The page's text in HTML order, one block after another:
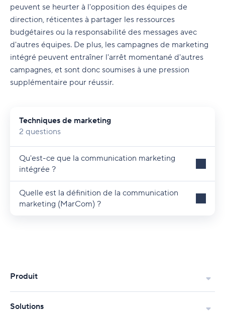
peuvent se heurter à l'opposition des équipes de
direction, réticentes à partager les ressources
budgétaires ou la responsabilité des messages avec
d'autres équipes. De plus, les campagnes de marketing
intégré peuvent entraîner l'arrêt momentané d'autres
campagnes, et sont donc soumises à une pression
supplémentaire pour réussir.
Techniques de marketing
2 questions
Qu'est-ce que la communication marketing
intégrée ?
Quelle est la définition de la communication
marketing (MarCom) ?
Produit
Solutions